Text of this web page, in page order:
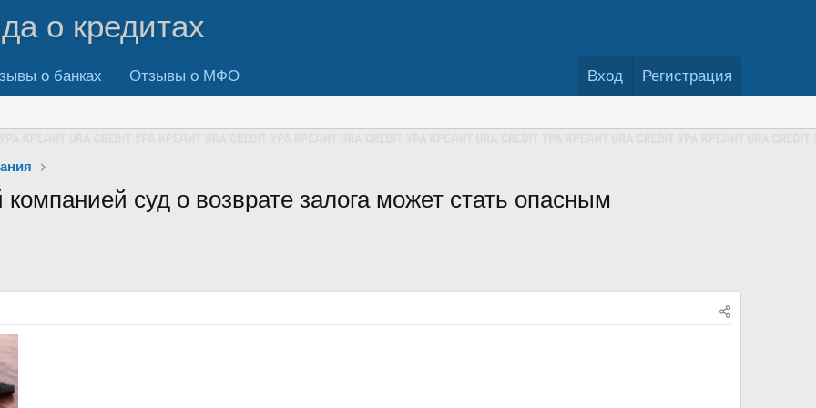
о кредитах
о банках Отзывы о МФО Вход Регистрация
суд о возврате залога может стать опасным